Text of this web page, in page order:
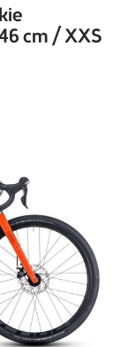
cm / XXS